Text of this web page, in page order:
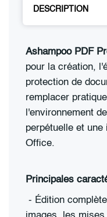
DESCRIPTION
Ashampoo PDF
pour la création,
protection de
remplacer
l'environnement
perpétuelle et
Office.
Principales
- Édition